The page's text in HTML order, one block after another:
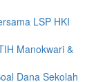
LSP HKI
Manokwari &
Dana Sekolah